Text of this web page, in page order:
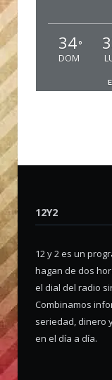
34°
DOM
12Y2
12 y 2 es un
hagan de dos
el dial del radio
Combinamos
seriedad, dinero
en el día a día.